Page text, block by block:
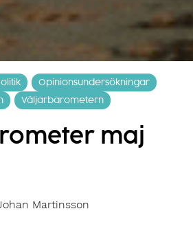
Opinionsundersökningar
Väljarbarometern
maj
Martinsson